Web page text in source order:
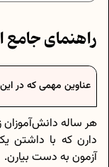
راهنمای جامع
عناوین مهمی که در
هر ساله
دارن که با داشتن
آزمون به دست بیارن.